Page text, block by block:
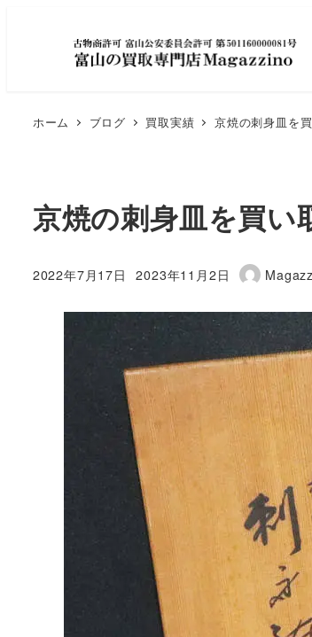
ホーム ブログ 買取実績 京焼の刺身皿を
京焼の刺身皿を買い
投稿日
2022年7月17日
更新日
2023年11月2日
著